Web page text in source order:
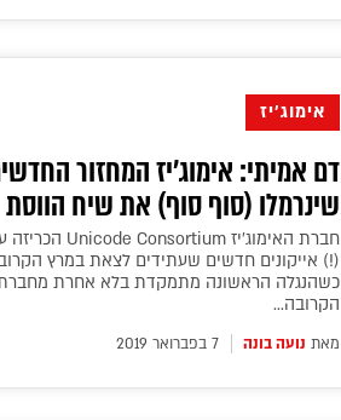
אימוג'יז
דם אמיתי: אימוג'יז המחזור
שינרמלו (סוף סוף) את שיח הווסת
(!) אייקונים חדשים שעתידים לצאת במרץ
כשהנגלה הראשונה מתמקדת בלא אחרת
הקרובה...
מאת נועה בונה 7 בפברואר 2019